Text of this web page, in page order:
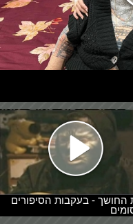
החושך - בעקבות הסיפורים